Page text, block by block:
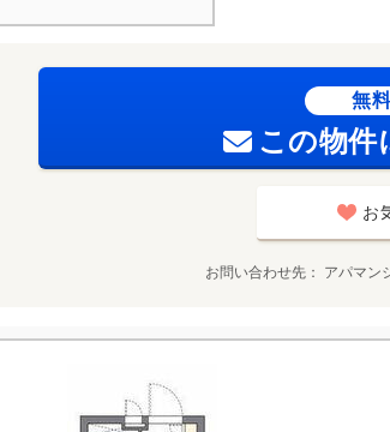
無
この物件
お
お問い合わせ先 アパマン